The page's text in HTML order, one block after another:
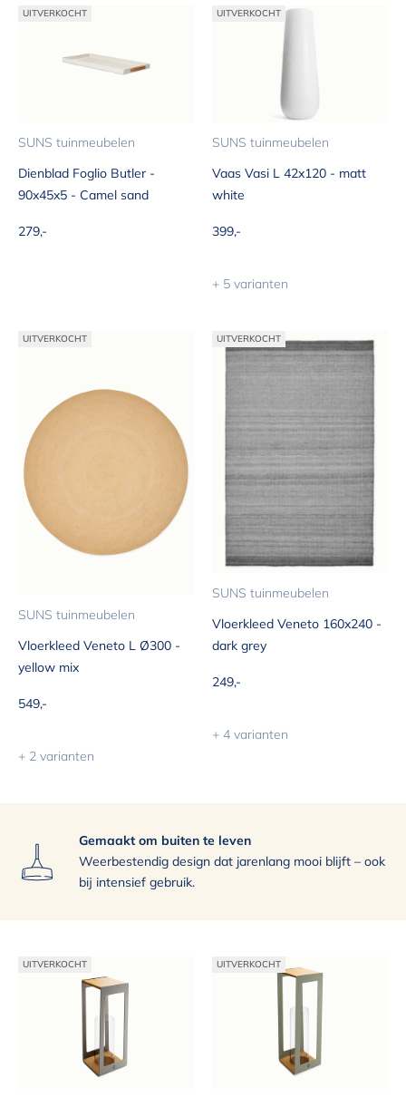
Gemaakt om buiten te leven
Weerbestendig design dat jarenlang mooi blijft – ook
bij intensief gebruik.
Binnen één week in je tuin
Zorgeloos proberen
UITVERKOCHT
SUNS tuinmeubelen
Dienblad Foglio Butler -
90x45x5 - Camel sand
Aanbiedingsprijs
279,-
UITVERKOCHT
SUNS tuinmeubelen
Vaas Vasi L 42x120 - matt
white
Aanbiedingsprijs
399,-
+ 5 varianten
UITVERKOCHT
SUNS tuinmeubelen
Vloerkleed Veneto L Ø300 -
yellow mix
Aanbiedingsprijs
549,-
+ 2 varianten
UITVERKOCHT
SUNS tuinmeubelen
Vloerkleed Veneto 160x240 -
dark grey
Aanbiedingsprijs
249,-
+ 4 varianten
UITVERKOCHT UITVERKOCHT